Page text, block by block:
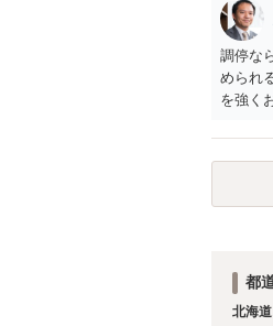
調停な
められ
を強く
都
北海